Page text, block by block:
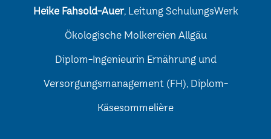
Heike Fahsold-Auer, Leitung SchulungsWerk
Ökologische Molkereien Allgäu
Diplom-Ingenieurin Ernährung und
Versorgungsmanagement (FH), Diplom-
Käsesommelière